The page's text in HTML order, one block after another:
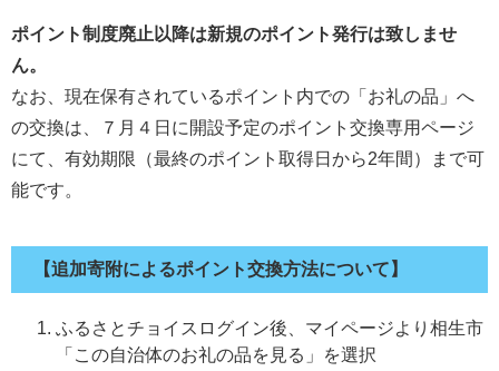
ポイント制度廃止以降は新規のポイント発行は致しませ
ん。
なお、現在保有されているポイント内での「お礼の品」へ
の交換は、７月４日に開設予定のポイント交換専用ページ
にて、有効期限（最終のポイント取得日から2年間）まで可
能です。
【追加寄附によるポイント交換方法について】
ふるさとチョイスログイン後、マイページより相生市
「この自治体のお礼の品を見る」を選択